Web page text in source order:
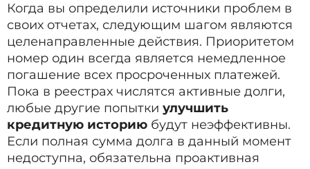
Когда вы определили источники проблем в
своих отчетах, следующим шагом являются
целенаправленные действия. Приоритетом
номер один всегда является немедленное
погашение всех просроченных платежей.
Пока в реестрах числятся активные долги,
любые другие попытки улучшить
кредитную историю будут неэффективны.
Если полная сумма долга в данный момент
недоступна, обязательна проактивная